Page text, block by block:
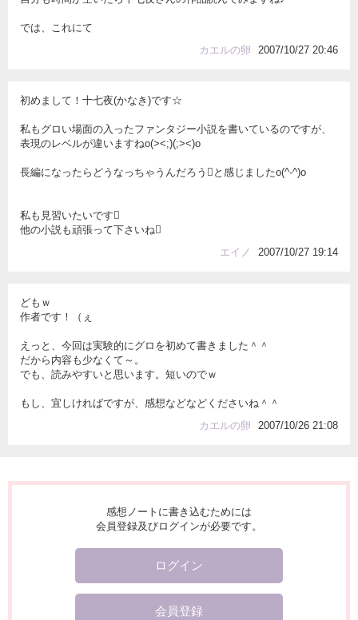
では、これにて
カエルの卵
2007/10/27 20:46
初めまして！十七夜(かなき)です☆
私もグロい場面の入ったファンタジー小説を書いているのですが、
表現のレベルが違いますねo(><;)(;><)o
長編になったらどうなっちゃうんだろうと感じましたo(^-^)o
私も見習いたいです
他の小説も頑張って下さいね
エイノ
2007/10/27 19:14
どもｗ
作者です！（ぇ
えっと、今回は実験的にグロを初めて書きました＾＾
だから内容も少なくて～。
でも、読みやすいと思います。短いのでｗ
もし、宜しければですが、感想などなどくださいね＾＾
カエルの卵
2007/10/26 21:08
感想ノートに書き込むためには
会員登録及びログインが必要です。
ログイン
会員登録